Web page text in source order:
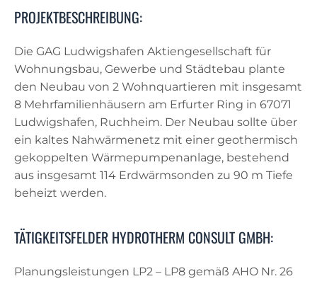
PROJEKTBESCHREIBUNG:
Die GAG Ludwigshafen Aktiengesellschaft für
Wohnungsbau, Gewerbe und Städtebau plante
den Neubau von 2 Wohnquartieren mit insgesamt
8 Mehrfamilienhäusern am Erfurter Ring in 67071
Ludwigshafen, Ruchheim. Der Neubau sollte über
ein kaltes Nahwärmenetz mit einer geothermisch
gekoppelten Wärmepumpenanlage, bestehend
aus insgesamt 114 Erdwärmsonden zu 90 m Tiefe
beheizt werden.
TÄTIGKEITSFELDER HYDROTHERM CONSULT GMBH:
Planungsleistungen LP2 – LP8 gemäß AHO Nr. 26